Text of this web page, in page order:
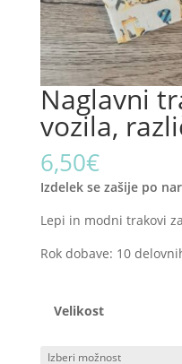
Naglavni
vozila,
6,50€
Izdelek se zašije po
Lepi in modni trakovi
Rok dobave: 10
Velikost